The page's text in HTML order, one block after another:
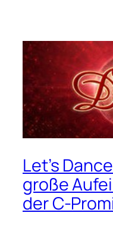
Let’s
große
der C-